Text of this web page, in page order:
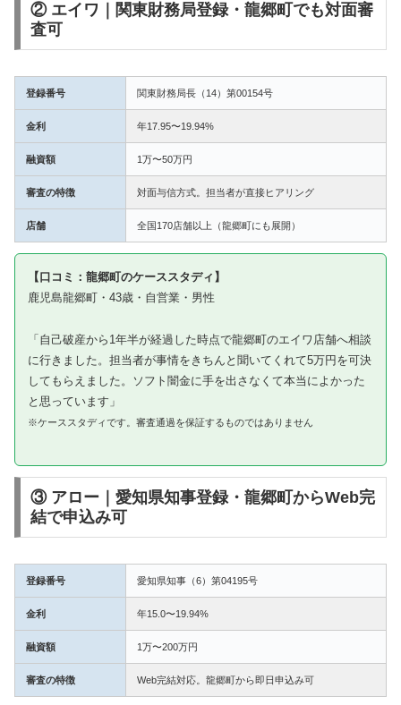
② エイワ｜関東財務局登録・龍郷町でも対面審
査可
登録番号 関東財務局長（14）第00154号
金利 年17.95〜19.94%
融資額 1万〜50万円
審査の特徴 対面与信方式。担当者が直接ヒアリング
店舗 全国170店舗以上（龍郷町にも展開）
【口コミ：龍郷町のケーススタディ】
鹿児島龍郷町・43歳・自営業・男性
「自己破産から1年半が経過した時点で龍郷町のエイワ店舗へ相談
に行きました。担当者が事情をきちんと聞いてくれて5万円を可決
してもらえました。ソフト闇金に手を出さなくて本当によかった
と思っています」
※ケーススタディです。審査通過を保証するものではありません
③ アロー｜愛知県知事登録・龍郷町からWeb完
結で申込み可
登録番号 愛知県知事（6）第04195号
金利 年15.0〜19.94%
融資額 1万〜200万円
審査の特徴 Web完結対応。龍郷町から即日申込み可